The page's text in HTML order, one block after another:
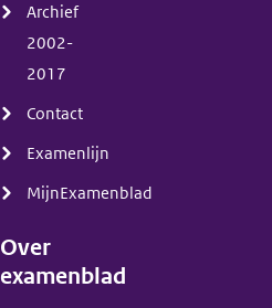
Archief
2002-
2017
Contact
Examenlijn
MijnExamenblad
Over
examenblad